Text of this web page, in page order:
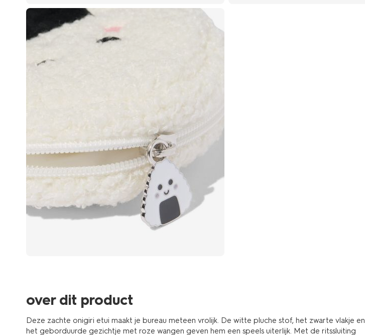
over dit product
Deze zachte onigiri etui maakt je bureau meteen vrolijk. De witte pluche stof, het zwarte vlakje en
het geborduurde gezichtje met roze wangen geven hem een speels uiterlijk. Met de ritssluiting